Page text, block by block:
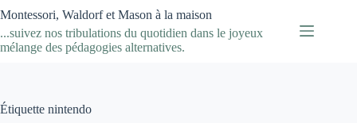
au
contenu
Montessori, Waldorf et Mason à la maison
...suivez nos tribulations du quotidien dans le joyeux
mélange des pédagogies alternatives.
Étiquette nintendo